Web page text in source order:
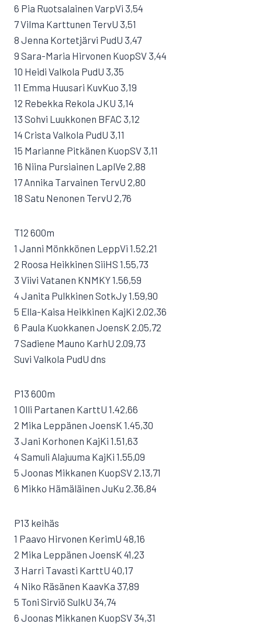
6 Pia Ruotsalainen VarpVi 3,54
7 Vilma Karttunen TervU 3,51
8 Jenna Kortetjärvi PudU 3,47
9 Sara-Maria Hirvonen KuopSV 3,44
10 Heidi Valkola PudU 3,35
11 Emma Huusari KuvKuo 3,19
12 Rebekka Rekola JKU 3,14
13 Sohvi Luukkonen BFAC 3,12
14 Crista Valkola PudU 3,11
15 Marianne Pitkänen KuopSV 3,11
16 Niina Pursiainen LaplVe 2,88
17 Annika Tarvainen TervU 2,80
18 Satu Nenonen TervU 2,76
T12 600m
1 Janni Mönkkönen LeppVi 1.52,21
2 Roosa Heikkinen SiiHS 1.55,73
3 Viivi Vatanen KNMKY 1.56,59
4 Janita Pulkkinen SotkJy 1.59,90
5 Ella-Kaisa Heikkinen KajKi 2.02,36
6 Paula Kuokkanen JoensK 2.05,72
7 Sadiene Mauno KarhU 2.09,73
Suvi Valkola PudU dns
P13 600m
1 Olli Partanen KarttU 1.42,66
2 Mika Leppänen JoensK 1.45,30
3 Jani Korhonen KajKi 1.51,63
4 Samuli Alajuuma KajKi 1.55,09
5 Joonas Mikkanen KuopSV 2.13,71
6 Mikko Hämäläinen JuKu 2.36,84
P13 keihäs
1 Paavo Hirvonen KerimU 48,16
2 Mika Leppänen JoensK 41,23
3 Harri Tavasti KarttU 40,17
4 Niko Räsänen KaavKa 37,89
5 Toni Sirviö SulkU 34,74
6 Joonas Mikkanen KuopSV 34,31